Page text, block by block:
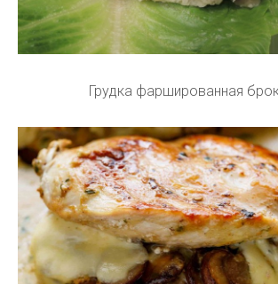
Грудка фаршированная